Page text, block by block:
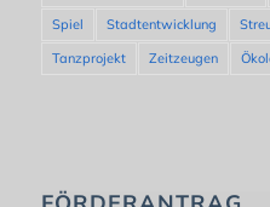
Spiel
Stadtentwicklung
Tanzprojekt
Zeitzeugen